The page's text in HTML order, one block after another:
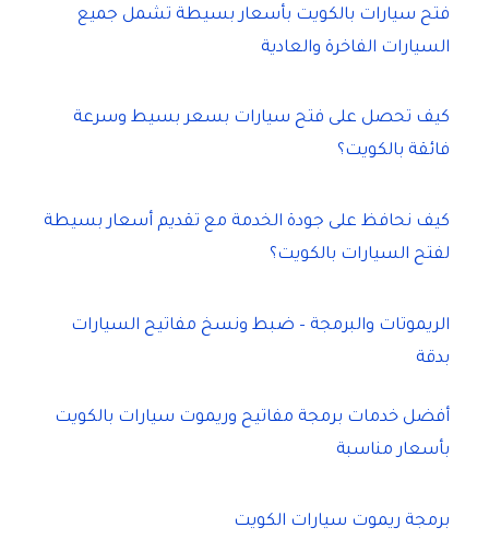
فتح سيارات بالكويت بأسعار بسيطة تشمل جميع
السيارات الفاخرة والعادية
كيف تحصل على فتح سيارات بسعر بسيط وسرعة
فائقة بالكويت؟
كيف نحافظ على جودة الخدمة مع تقديم أسعار بسيطة
لفتح السيارات بالكويت؟
الريموتات والبرمجة – ضبط ونسخ مفاتيح السيارات
بدقة
أفضل خدمات برمجة مفاتيح وريموت سيارات بالكويت
بأسعار مناسبة
برمجة ريموت سيارات الكويت